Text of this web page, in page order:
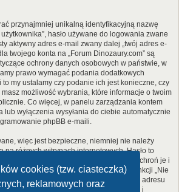
cookies (tzw. ciasteczka)
reklamowych oraz
przynajmniej unikalną identyfikacyjną nazwę
hasło używane do logowania zwane
aktywny adres e-mail zwany dalej „twój adres e-
twojego konta na „Forum Dinozaury.com” są
ochrony danych osobowych w państwie, w
prawo wymagać podania dodatkowych
my ustalamy czy podanie ich jest konieczne, czy
możliwość wybrania, które informacje o twoim
Co więcej, w panelu zarządzania kontem
lub wyłączenia wysyłania do ciebie automatycznie
phpBB e-maili.
więc jest bezpieczne, niemniej nie należy
na różnych witrynach internetowych. Hasło to
konta na „Forum Dinozaury.com”, więc chroń je i
nikomu. Jeśli je zapomnisz, użyj funkcji „Nie
poprosi cię o podanie nazwy użytkownika i adresu
zostanie wygenerowane nowe hasło i